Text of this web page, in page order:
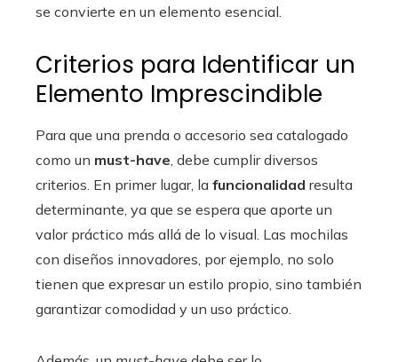
se convierte en un elemento esencial.
Criterios para Identificar un
Elemento Imprescindible
Para que una prenda o accesorio sea catalogado
como un must-have, debe cumplir diversos
criterios. En primer lugar, la funcionalidad resulta
determinante, ya que se espera que aporte un
valor práctico más allá de lo visual. Las mochilas
con diseños innovadores, por ejemplo, no solo
tienen que expresar un estilo propio, sino también
garantizar comodidad y un uso práctico.